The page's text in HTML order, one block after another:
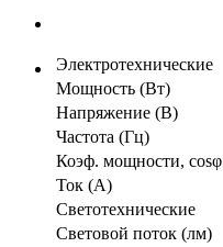
Электротехнические
Мощность (Вт)
Напряжение (В)
Частота (Гц)
Коэф. мощности, cosφ
Ток (А)
Светотехнические
Световой поток (лм)